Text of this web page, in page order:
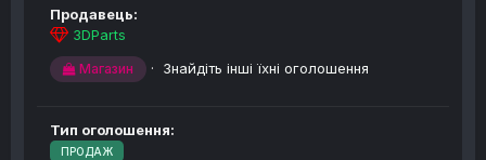
Продавець:
3DParts
Магазин · Знайдіть інші їхні оголошення
Тип оголошення:
ПРОДАЖ